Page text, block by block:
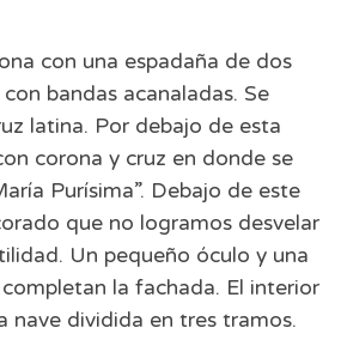
con una espadaña de dos
bandas acanaladas. Se
latina. Por debajo de esta
corona y cruz en donde se
Purísima”. Debajo de este
que no logramos desvelar
Un pequeño óculo y una
la fachada. El interior
nave dividida en tres tramos.